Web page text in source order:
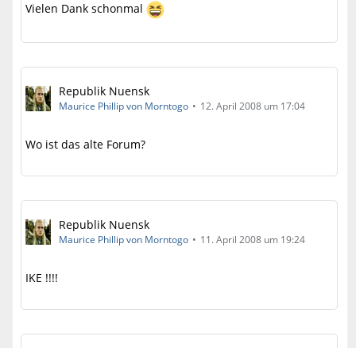
Vielen Dank schonmal
Republik Nuensk
Maurice Phillip von Morntogo 12. April 2008 um 17:04
Wo ist das alte Forum?
Republik Nuensk
Maurice Phillip von Morntogo 11. April 2008 um 19:24
IKE !!!!